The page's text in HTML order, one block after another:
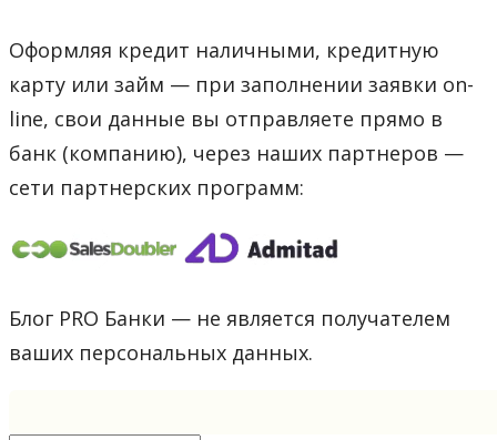
Оформляя кредит наличными, кредитную
карту или займ — при заполнении заявки on-
line, свои данные вы отправляете прямо в
банк (компанию), через наших партнеров —
сети партнерских программ:
Блог PRO Банки — не является получателем
ваших персональных данных.